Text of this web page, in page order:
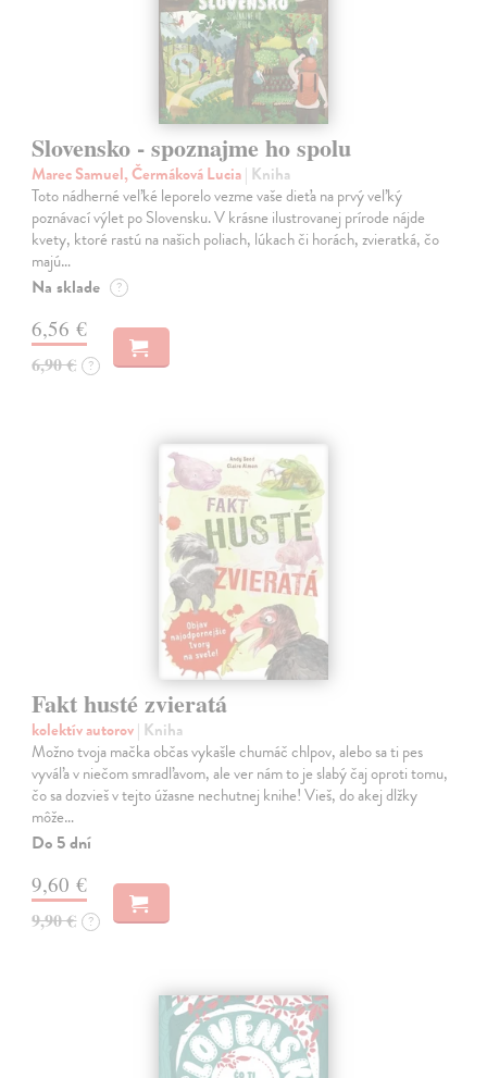
Slovensko - spoznajme ho spolu
Marec Samuel, Čermáková Lucia| Kniha
Toto nádherné veľké leporelo vezme vaše dieťa na prvý veľký
poznávací výlet po Slovensku. V krásne ilustrovanej prírode nájde
kvety, ktoré rastú na našich poliach, lúkach či horách, zvieratká, čo
majú…
Na sklade ?
6,56 €
6,90 € ?
Fakt husté zvieratá
kolektív autorov| Kniha
Možno tvoja mačka občas vykašle chumáč chlpov, alebo sa ti pes
vyváľa v niečom smradľavom, ale ver nám to je slabý čaj oproti tomu,
čo sa dozvieš v tejto úžasne nechutnej knihe! Vieš, do akej dlžky
môže…
Do 5 dní
9,60 €
9,90 € ?